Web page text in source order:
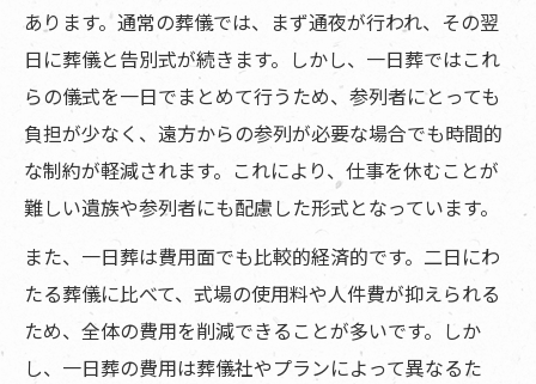
あります。通常の葬儀では、まず通夜が行われ、その翌
日に葬儀と告別式が続きます。しかし、一日葬ではこれ
らの儀式を一日でまとめて行うため、参列者にとっても
負担が少なく、遠方からの参列が必要な場合でも時間的
な制約が軽減されます。これにより、仕事を休むことが
難しい遺族や参列者にも配慮した形式となっています。
また、一日葬は費用面でも比較的経済的です。二日にわ
たる葬儀に比べて、式場の使用料や人件費が抑えられる
ため、全体の費用を削減できることが多いです。しか
し、一日葬の費用は葬儀社やプランによって異なるた